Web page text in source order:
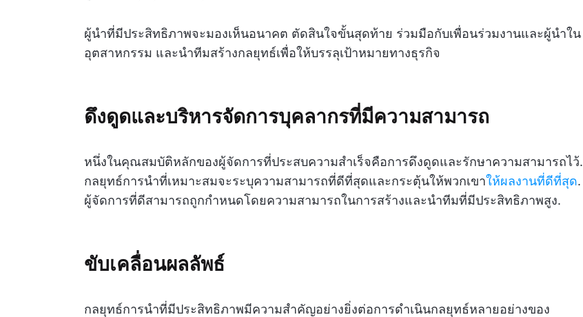
ผู้นำที่มีประสิทธิภาพจะมองเห็นอนาคต ตัดสินใจขั้นสุดท้าย ร่วมมือกับเพื่อนร่วมงานและผู้นำใน
อุตสาหกรรม และนำทีมสร้างกลยุทธ์เพื่อให้บรรลุเป้าหมายทางธุรกิจ
ดึงดูดและบริหารจัดการบุคลากรที่มีความสามารถ
หนึ่งในคุณสมบัติหลักของผู้จัดการที่ประสบความสำเร็จคือการดึงดูดและรักษาความสามารถไว้.
กลยุทธ์การนำที่เหมาะสมจะระบุความสามารถที่ดีที่สุดและกระตุ้นให้พวกเขาให้ผลงานที่ดีที่สุด.
ผู้จัดการที่ดีสามารถถูกกำหนดโดยความสามารถในการสร้างและนำทีมที่มีประสิทธิภาพสูง.
ขับเคลื่อนผลลัพธ์
กลยุทธ์การนำที่มีประสิทธิภาพมีความสำคัญอย่างยิ่งต่อการดำเนินกลยุทธ์หลายอย่างของ